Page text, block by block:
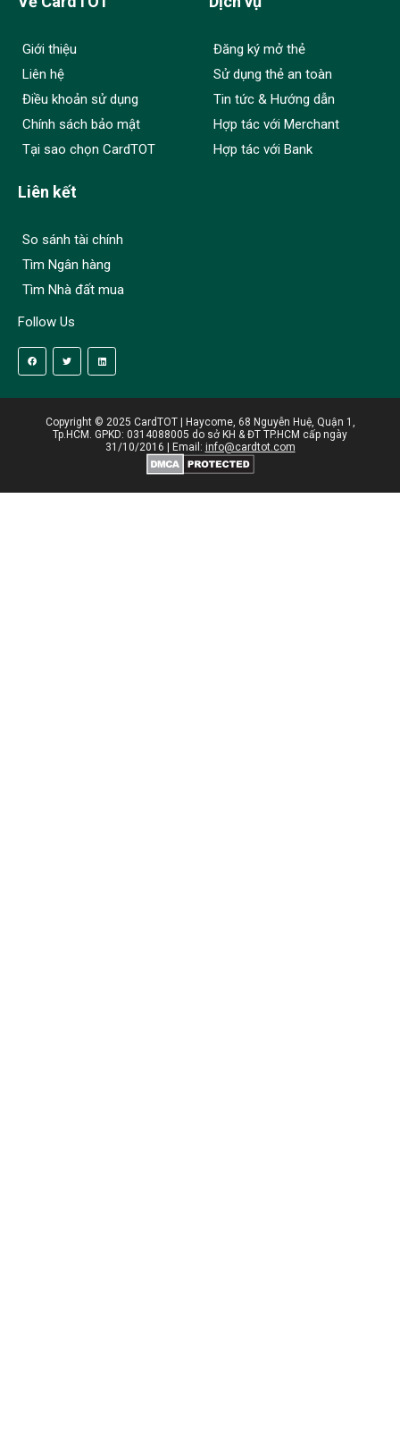
Giới thiệu
Liên hệ
Điều khoản sử dụng
Chính sách bảo mật
Tại sao chọn CardTOT
Đăng ký mở thẻ
Sử dụng thẻ an toàn
Tin tức & Hướng dẫn
Hợp tác với Merchant
Hợp tác với Bank
Liên kết
So sánh tài chính
Tìm Ngân hàng
Tìm Nhà đất mua
Follow Us
Copyright © 2025 CardTOT | Haycome, 68 Nguyễn Huệ, Quận 1,
Tp.HCM. GPKD: 0314088005 do sở KH & ĐT TP.HCM cấp ngày
31/10/2016 | Email: info@cardtot.com